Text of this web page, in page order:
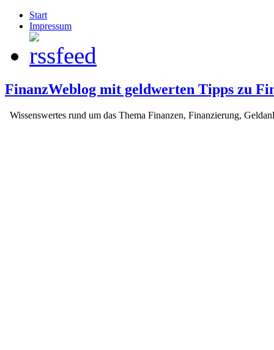
Start
Impressum
FinanzWeblog mit geldwerten Tipps zu
Wissenswertes rund um das Thema Finanzen, Finanzierung,